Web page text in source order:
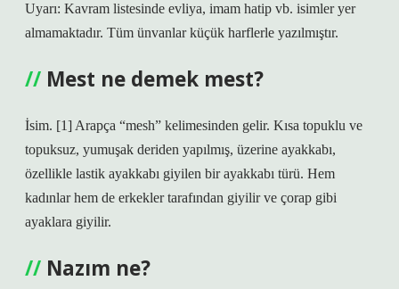
Uyarı: Kavram listesinde evliya, imam hatip vb. isimler yer
almamaktadır. Tüm ünvanlar küçük harflerle yazılmıştır.
Mest ne demek mest?
İsim. [1] Arapça “mesh” kelimesinden gelir. Kısa topuklu ve
topuksuz, yumuşak deriden yapılmış, üzerine ayakkabı,
özellikle lastik ayakkabı giyilen bir ayakkabı türü. Hem
kadınlar hem de erkekler tarafından giyilir ve çorap gibi
ayaklara giyilir.
Nazım ne?